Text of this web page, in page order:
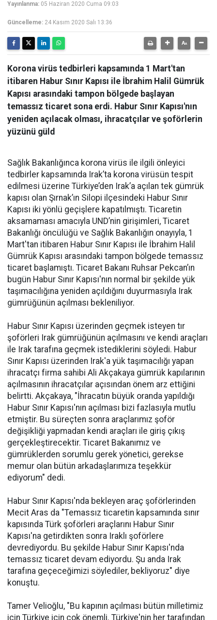
Yayınlanma: 05 Haziran 2020 Cuma 09:03
Güncelleme: 24 Kasım 2020 Salı 13:36
Korona virüs tedbirleri kapsamında 1 Mart'tan
itibaren Habur Sınır Kapısı ile İbrahim Halil Gümrük
Kapısı arasındaki tampon bölgede başlayan
temassız ticaret sona erdi. Habur Sınır Kapısı'nın
yeniden açılacak olması, ihracatçılar ve şoförlerin
yüzünü güld
Sağlık Bakanlığınca korona virüs ile ilgili önleyici
tedbirler kapsamında Irak’ta korona virüsün tespit
edilmesi üzerine Türkiye’den Irak’a açılan tek gümrük
kapısı olan Şırnak’ın Silopi ilçesindeki Habur Sınır
Kapısı iki yönlü geçişlere kapatılmıştı. Ticaretin
aksamaması amacıyla UND’nin girişimleri, Ticaret
Bakanlığı öncülüğü ve Sağlık Bakanlığın onayıyla, 1
Mart'tan itibaren Habur Sınır Kapısı ile İbrahim Halil
Gümrük Kapısı arasındaki tampon bölgede temassız
ticaret başlamıştı. Ticaret Bakanı Ruhsar Pekcan’ın
bugün Habur Sınır Kapısı'nın normal bir şekilde yük
taşımacılığına yeniden açıldığını duyurmasıyla Irak
gümrüğünün açılması bekleniliyor.
Habur Sınır Kapısı üzerinden geçmek isteyen tır
şoförleri Irak gümrüğünün açılmasını ve kendi araçları
ile Irak tarafına geçmek istediklerini söyledi. Habur
Sınır Kapısı üzerinden Irak'a yük taşımacılığı yapan
ihracatçı firma sahibi Ali Akçakaya gümrük kapılarının
açılmasının ihracatçılar açısından önem arz ettiğini
belirtti. Akçakaya, "İhracatın büyük oranda yapıldığı
Habur Sınır Kapısı'nın açılması bizi fazlasıyla mutlu
etmiştir. Bu süreçten sonra araçlarımız şoför
değişikliği yapmadan kendi araçları ile giriş çıkış
gerçekleştirecektir. Ticaret Bakanımız ve
gümrüklerden sorumlu gerek yönetici, gerekse
memur olan bütün arkadaşlarımıza teşekkür
ediyorum" dedi.
Habur Sınır Kapısı'nda bekleyen araç şoförlerinden
Mecit Aras da "Temassız ticaretin kapsamında sınır
kapısında Türk şoförleri araçlarını Habur Sınır
Kapısı'na getirdikten sonra Iraklı şoförlere
devrediyordu. Bu şekilde Habur Sınır Kapısı'nda
temassız ticaret devam ediyordu. Şu anda Irak
tarafına geçeceğimizi söylediler, bekliyoruz" diye
konuştu.
Tamer Velioğlu, "Bu kapının açılması bütün milletimiz
için Türkiye için çok önemli. Türkiye'nin her tarafından